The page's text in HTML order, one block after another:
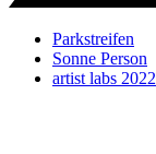
Parkstreifen
Sonne Person
artist labs 2022